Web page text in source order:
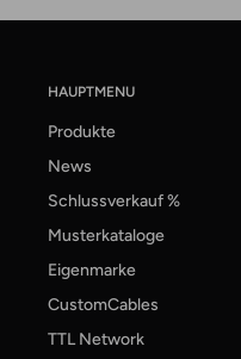
HAUPTMENU
Produkte
News
Schlussverkauf %
Musterkataloge
Eigenmarke
CustomCables
TTL Network